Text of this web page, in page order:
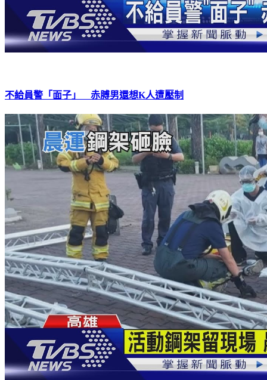
不給員警「面子」 赤膊男還想K人遭壓制